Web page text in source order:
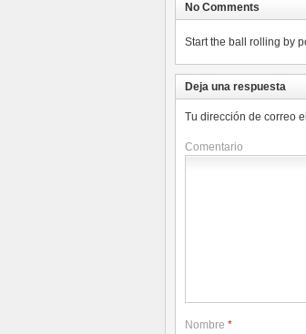
No Comments
Start the ball rolling by
Deja una respuesta
Tu dirección de correo
Comentario
Nombre *